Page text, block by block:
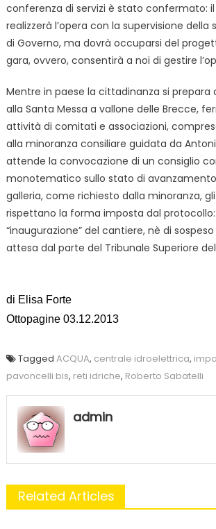
conferenza di servizi è stato confermato:
realizzerà l’opera con la supervisione
di Governo, ma dovrà occuparsi del
gara, ovvero, consentirà a noi di gestire
Mentre in paese la cittadinanza si prepara
alla Santa Messa a vallone delle Brecce,
attività di comitati e associazioni,
alla minoranza consiliare guidata da
attende la convocazione di un consiglio
monotematico sullo stato di
galleria, come richiesto dalla minoranza,
rispettano la forma imposta dal
“inaugurazione” del cantiere, nè di
attesa dal parte del Tribunale Superiore
di Elisa Forte
Ottopagine 03.12.2013
Tagged ACQUA, centrale idroelettrica,
pavoncelli bis, reti idriche, Roberto Sabatelli
admin
Related Articles